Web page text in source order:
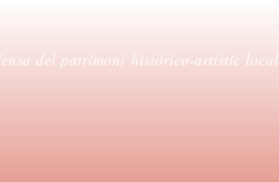
del patrimoni històrico-artístic local